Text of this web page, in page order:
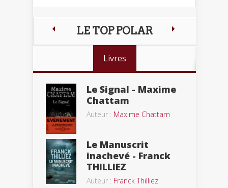
LE TOP POLAR
Livres
Le Signal - Maxime
Chattam
Auteur : Maxime Chattam
Le Manuscrit
inachevé - Franck
THILLIEZ
Auteur : Franck Thilliez